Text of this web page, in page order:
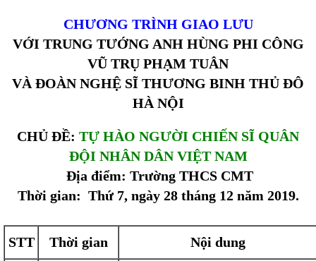
CHƯƠNG TRÌNH GIAO LƯU
VỚI TRUNG TƯỚNG ANH HÙNG PHI CÔNG
VŨ TRỤ PHẠM TUÂN
VÀ ĐOÀN NGHỆ SĨ THƯƠNG BINH THỦ ĐÔ
HÀ NỘI
CHỦ ĐỀ: TỰ HÀO NGƯỜI CHIẾN SĨ QUÂN
ĐỘI NHÂN DÂN VIỆT NAM
Địa điểm: Trường THCS CMT
Thời gian: Thứ 7, ngày 28 tháng 12 năm 2019.
STT Thời gian Nội dung